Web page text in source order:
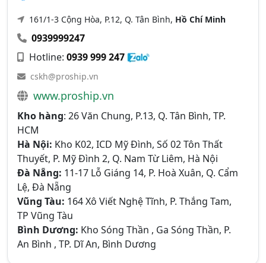
161/1-3 Cộng Hòa, P.12, Q. Tân Bình, Hồ Chí Minh
0939999247
Hotline: 0939 999 247
cskh@proship.vn
www.proship.vn
Kho hàng: 26 Văn Chung, P.13, Q. Tân Bình, TP.
HCM
Hà Nội: Kho K02, ICD Mỹ Đình, Số 02 Tôn Thất
Thuyết, P. Mỹ Đình 2, Q. Nam Từ Liêm, Hà Nội
Đà Nẵng: 11-17 Lỗ Giáng 14, P. Hoà Xuân, Q. Cẩm
Lệ, Đà Nẵng
Vũng Tàu: 164 Xô Viết Nghệ Tĩnh, P. Thắng Tam,
TP Vũng Tàu
Bình Dương: Kho Sóng Thần , Ga Sóng Thần, P.
An Bình , TP. Dĩ An, Bình Dương